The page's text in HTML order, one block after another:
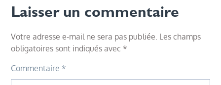
Laisser un commentaire
Votre adresse e-mail ne sera pas publiée. Les champs
obligatoires sont indiqués avec *
Commentaire *